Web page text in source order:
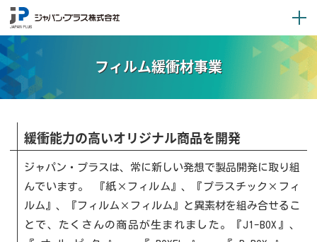
フィルム緩衝材事業
緩衝能力の高いオリジナル商品を開発
ジャパン・プラスは、常に新しい発想で製品開発に取り組
んでいます。 『紙×フィルム』、『プラスチック×フィ
ルム』、『フィルム×フィルム』と異素材を組み合せるこ
とで、たくさんの商品が生まれました。『J1-BOX』、